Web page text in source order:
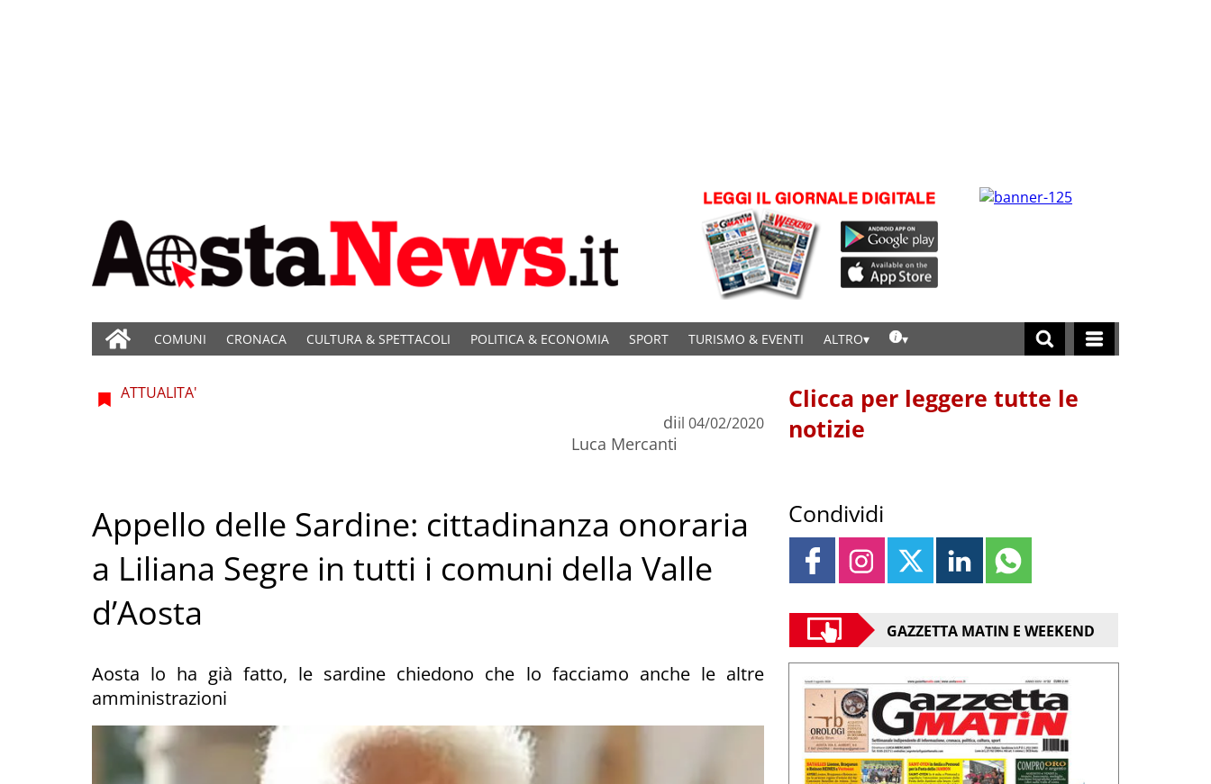
COMUNI CRONACA CULTURA & SPETTACOLI POLITICA & ECONOMIA SPORT TURISMO & EVENTI ALTRO
ATTUALITA'
di
Luca Mercanti
il 04/02/2020
Appello delle Sardine: cittadinanza onoraria
a Liliana Segre in tutti i comuni della Valle
d’Aosta
Aosta lo ha già fatto, le sardine chiedono che lo facciamo anche le altre
amministrazioni
Clicca per leggere tutte le
notizie
Condividi
GAZZETTA MATIN E WEEKEND